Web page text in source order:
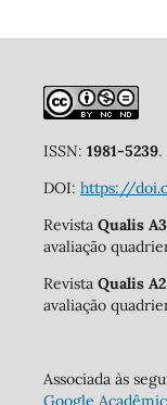
ISSN: 1981-5239.
DOI: https://
Revista Qualis A3
avaliação
Revista Qualis A2
avaliação
Associada às
Google